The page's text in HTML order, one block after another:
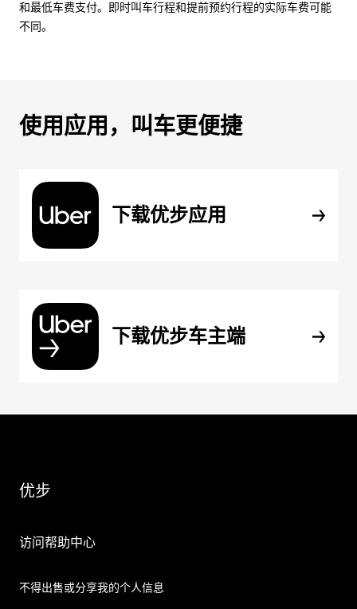
和最低车费支付。即时叫车行程和提前预约行程的实际车费可能
不同。
使用应用，叫车更便捷
下载优步应用
下载优步车主端
优步
访问帮助中心
不得出售或分享我的个人信息